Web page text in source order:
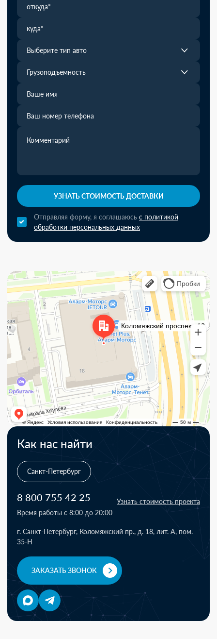
Выберите тип авто
Грузоподъемность
УЗНАТЬ СТОИМОСТЬ ДОСТАВКИ
Отправляя форму, я соглашаюсь с политикой
обработки персональных данных
Как нас найти
Санкт-Петербург
8 800 755 42 25
Время работы с 8:00 до 20:00
Узнать стоимость проекта
г. Санкт-Петербург, Коломяжский пр., д. 18, лит. А, пом.
35-Н
ЗАКАЗАТЬ ЗВОНОК